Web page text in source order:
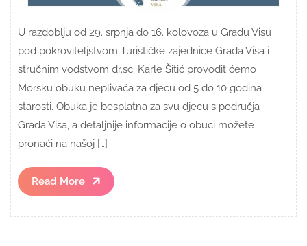
U razdoblju od 29. srpnja do 16. kolovoza u Gradu Visu
pod pokroviteljstvom Turističke zajednice Grada Visa i
stručnim vodstvom dr.sc. Karle Šitić provodit ćemo
Morsku obuku neplivača za djecu od 5 do 10 godina
starosti. Obuka je besplatna za svu djecu s područja
Grada Visa, a detaljnije informacije o obuci možete
pronaći na našoj […]
Read More
Read
More